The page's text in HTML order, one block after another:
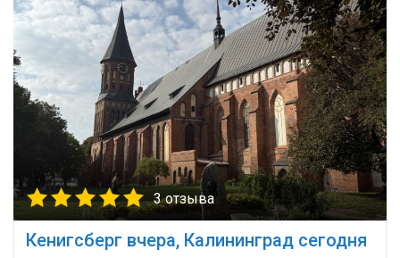
3 отзыва
Кенигсберг вчера, Калининград сегодня